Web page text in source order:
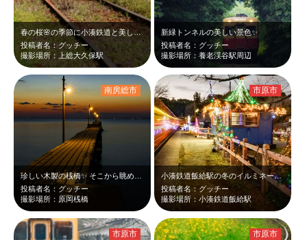
春の桜🌸の季節に小湊鉄道と美しい景色に癒されました😆
投稿者名：グッチー
撮影場所：上総大久保駅
新緑トンネルの美しい景色✨
投稿者名：グッチー
撮影場所：養老渓谷駅周辺
珍しい木製の桟橋✨️ そこから眺める夕景はとっても素敵でした😆 富士山も見…
投稿者名：グッチー
撮影場所：原岡桟橋
南房総市
小湊鉄道飯給駅の冬のイルミネーション✨ とっても美しいです😆
投稿者名：グッチー
撮影場所：小湊鉄道飯給駅
市原市
市原市 市原市